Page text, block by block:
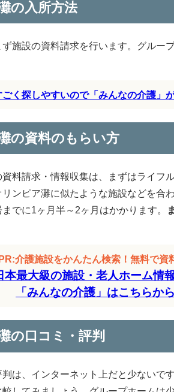
の入所方法
施設の資料請求を行います。グルー
く探しやすいので「みんなの介護」
の資料のもらい方
料請求・情報収集は、まずはライフ
ンピア灘に似たような施設などを合
でに1ヶ月半～2ヶ月はかかります。
PR:介護施設をかんたん検索！無料で資
本最大級の施設・老人ホーム情
「みんなの介護」はこちらから
の口コミ・評判
は、インターネット上だと少ないで